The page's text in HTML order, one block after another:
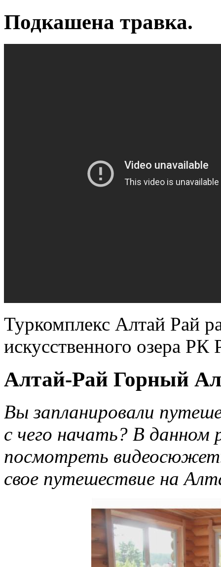
Подкашена травка.
Туркомплекс Алтай Рай
искусственного озера РК
Алтай-Рай Горный
Вы запланировали
с чего начать? В данном
посмотреть
свое путешествие на